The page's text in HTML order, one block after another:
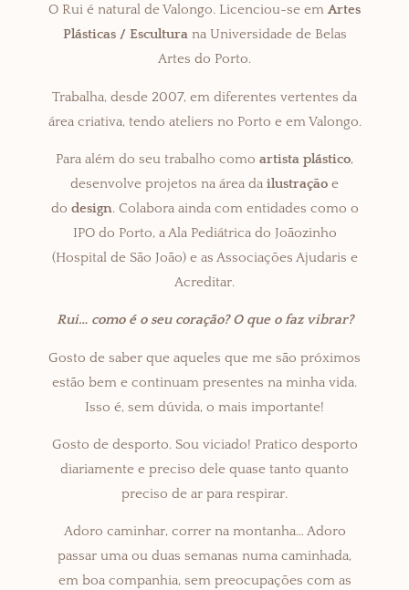
O Rui é natural de Valongo. Licenciou-se emArtes
Plásticas / Esculturana Universidade de Belas
Artes do Porto.
Trabalha, desde 2007, em diferentes vertentes da
área criativa, tendo ateliers no Porto e em Valongo.
Para além do seu trabalho como artista plástico,
desenvolve projetos na área da ilustração e
do design. Colabora ainda com entidades como o
IPO do Porto, a Ala Pediátrica do Joãozinho
(Hospital de São João) e as Associações Ajudaris e
Acreditar.
Rui… como é o seu coração? O que o faz vibrar?
Gosto de saber que aqueles que me são próximos
estão bem e continuam presentes na minha vida.
Isso é, sem dúvida, o mais importante!
Gosto de desporto. Sou viciado! Pratico desporto
diariamente e preciso dele quase tanto quanto
preciso de ar para respirar.
Adoro caminhar, correr na montanha… Adoro
passar uma ou duas semanas numa caminhada,
em boa companhia, sem preocupações com as